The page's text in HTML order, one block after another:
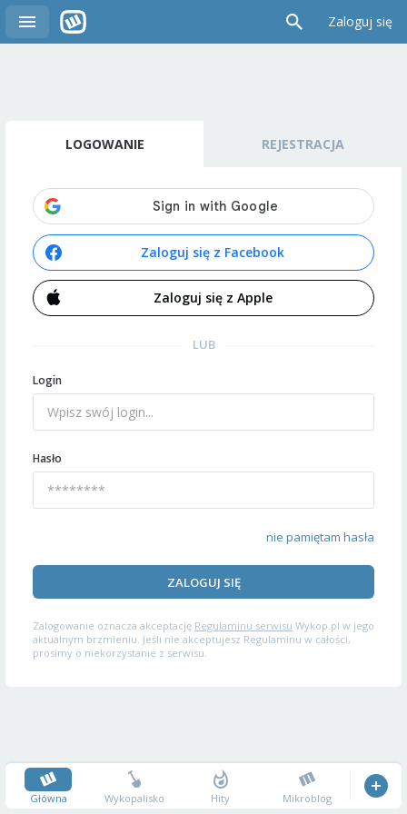
Zaloguj się
LOGOWANIE REJESTRACJA
Zaloguj się z Facebook
Zaloguj się z Apple
LUB
Login
Hasło
nie pamiętam hasła
ZALOGUJ SIĘ
Zalogowanie oznacza akceptację Regulaminu serwisu Wykop.pl w jego
aktualnym brzmieniu. Jeśli nie akceptujesz Regulaminu w całości,
prosimy o niekorzystanie z serwisu.
Główna Wykopalisko Hity Mikroblog